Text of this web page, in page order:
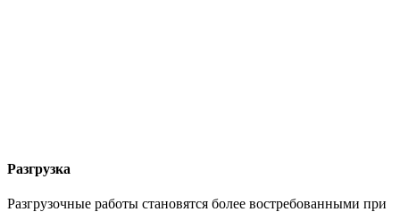
Разгрузка
Разгрузочные работы становятся более востребованными при